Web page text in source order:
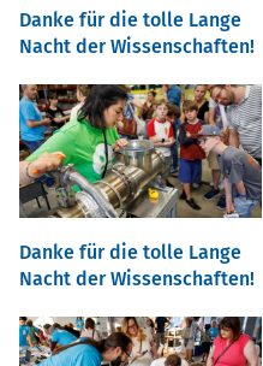
Danke für die tolle Lange
Nacht der Wissenschaften!
Danke für die tolle Lange
Nacht der Wissenschaften!